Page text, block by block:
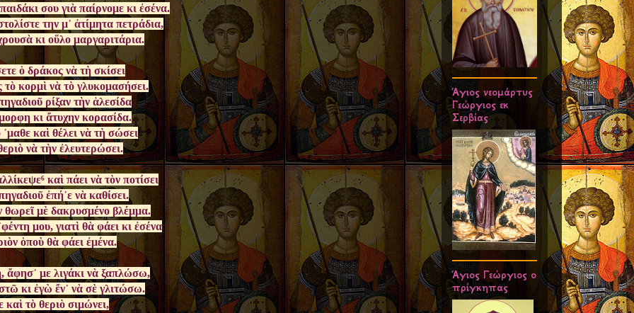
σου γιὰ παίρνομε κι ἐσένα.
την μ᾿ ἀτίμητα πετράδια,
κι οὕλο μαργαριτάρια.
ὁ δράκος νὰ τὴ σκίσει
τὸ κορμὶ νὰ τὸ γλυκομασήσει.
ρίξαν τὴν ἁλεσίδα
κι ἄτυχην κορασίδα.
καὶ θέλει νὰ τὴ σώσει
νὰ τὴν ἐλευτερώσει.
καὶ πάει νὰ τὸν ποτίσει
ἐπή᾿ε νὰ καθίσει.
θωρεῖ μὲ δακρυσμένο βλέμμα.
μου, γιατὶ θὰ φάει κι ἐσένα
ὁποὺ θὰ φάει ἐμένα.
με λιγάκι νὰ ξαπλώσω,
κι ἐγὼ ἔν᾿ νὰ σὲ γλιτώσω.
τὸ θεριὸ σιμώνει,
Άγιος νεομάρτυς
Γεώργιος εκ
Σερβίας
Άγιος Γεώργιος ο
πρίγκηπας